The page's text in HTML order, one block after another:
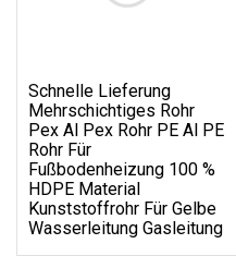
Schnelle Lieferung
Mehrschichtiges Rohr
Pex Al Pex Rohr PE Al PE
Rohr Für
Fußbodenheizung 100 %
HDPE Material
Kunststoffrohr Für Gelbe
Wasserleitung Gasleitung